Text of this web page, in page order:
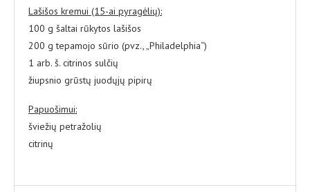
Lašišos kremui (15-ai pyragėlių):
100 g šaltai rūkytos lašišos
200 g tepamojo sūrio (pvz., „Philadelphia“)
1 arb. š. citrinos sulčių
žiupsnio grūstų juodųjų pipirų
Papuošimui:
šviežių petražolių
citrinų